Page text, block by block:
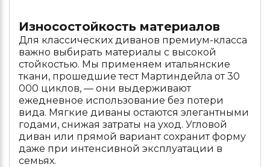
Износостойкость материалов
Для классических диванов премиум-класса
важно выбирать материалы с высокой
стойкостью. Мы применяем итальянские
ткани, прошедшие тест Мартиндейла от 30
000 циклов, — они выдерживают
ежедневное использование без потери
вида. Мягкие диваны остаются элегантными
годами, снижая затраты на уход. Угловой
диван или прямой вариант сохранит форму
даже при интенсивной эксплуатации в
семьях.